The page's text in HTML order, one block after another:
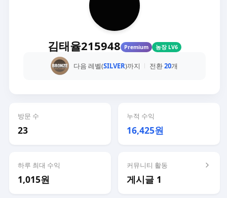
김태율215948 Premium 농장 LV6
다음 레벨(SILVER)까지 전환20개
방문 수
23
누적 수익
16,425원
하루 최대 수익
1,015원
커뮤니티 활동
게시글 1